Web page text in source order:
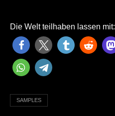
Die Welt teilhaben lassen mit:
SAMPLES